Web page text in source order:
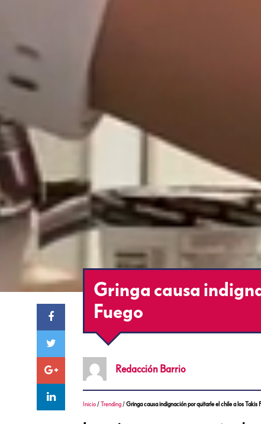
Gringa causa
Fuego
Redacción Barrio
Inicio /Trending /Gringa causa indignación por quitarle el chile a los Takis